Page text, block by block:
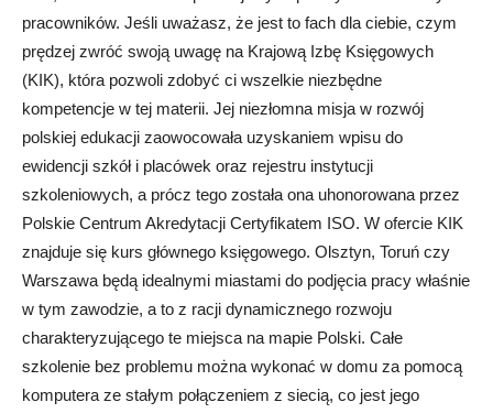
pracowników. Jeśli uważasz, że jest to fach dla ciebie, czym
prędzej zwróć swoją uwagę na Krajową Izbę Księgowych
(KIK), która pozwoli zdobyć ci wszelkie niezbędne
kompetencje w tej materii. Jej niezłomna misja w rozwój
polskiej edukacji zaowocowała uzyskaniem wpisu do
ewidencji szkół i placówek oraz rejestru instytucji
szkoleniowych, a prócz tego została ona uhonorowana przez
Polskie Centrum Akredytacji Certyfikatem ISO. W ofercie KIK
znajduje się kurs głównego księgowego. Olsztyn, Toruń czy
Warszawa będą idealnymi miastami do podjęcia pracy właśnie
w tym zawodzie, a to z racji dynamicznego rozwoju
charakteryzującego te miejsca na mapie Polski. Całe
szkolenie bez problemu można wykonać w domu za pomocą
komputera ze stałym połączeniem z siecią, co jest jego